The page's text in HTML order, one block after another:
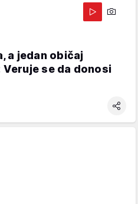
a jedan običaj
se da donosi